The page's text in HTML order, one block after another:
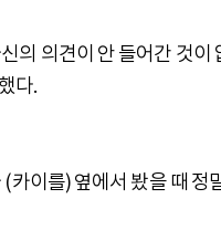
의 의견이 안 들어간 것
다.
카이를) 옆에서 봤을 때